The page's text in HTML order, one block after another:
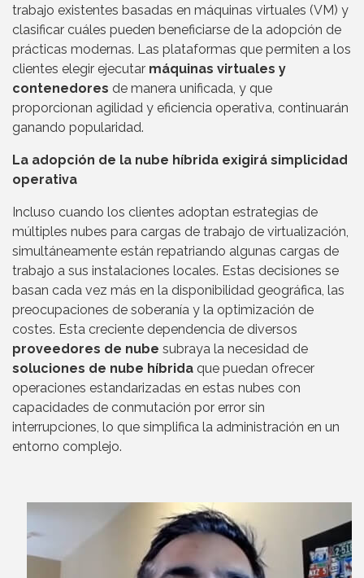
trabajo existentes basadas en máquinas virtuales (VM) y
clasificar cuáles pueden beneficiarse de la adopción de
prácticas modernas. Las plataformas que permiten a los
clientes elegir ejecutar máquinas virtuales y
contenedores de manera unificada, y que
proporcionan agilidad y eficiencia operativa, continuarán
ganando popularidad.
La adopción de la nube híbrida exigirá simplicidad
operativa
Incluso cuando los clientes adoptan estrategias de
múltiples nubes para cargas de trabajo de virtualización,
simultáneamente están repatriando algunas cargas de
trabajo a sus instalaciones locales. Estas decisiones se
basan cada vez más en la disponibilidad geográfica, las
preocupaciones de soberanía y la optimización de
costes. Esta creciente dependencia de diversos
proveedores de nube subraya la necesidad de
soluciones de nube híbrida que puedan ofrecer
operaciones estandarizadas en estas nubes con
capacidades de conmutación por error sin
interrupciones, lo que simplifica la administración en un
entorno complejo.